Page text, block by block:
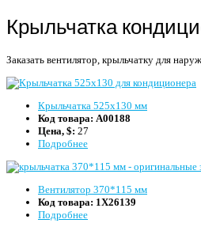
Крыльчатка
Заказать вентилятор, крыльчатку для
Крыльчатка 525x130 мм
Код товара: А00188
Цена, $: 27
Подробнее
Вентилятор 370*115 мм
Код товара: 1Х26139
Подробнее